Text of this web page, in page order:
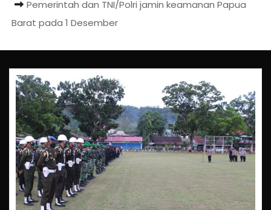
Pemerintah dan TNI/Polri jamin keamanan Papua
Barat pada 1 Desember